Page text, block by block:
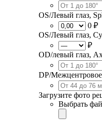
OS/Левый глаз,
0 ₽
OS/Левый глаз,
₽
OD/левый глаз,
DP/Межцентровое
Загрузите фото
Выбрать